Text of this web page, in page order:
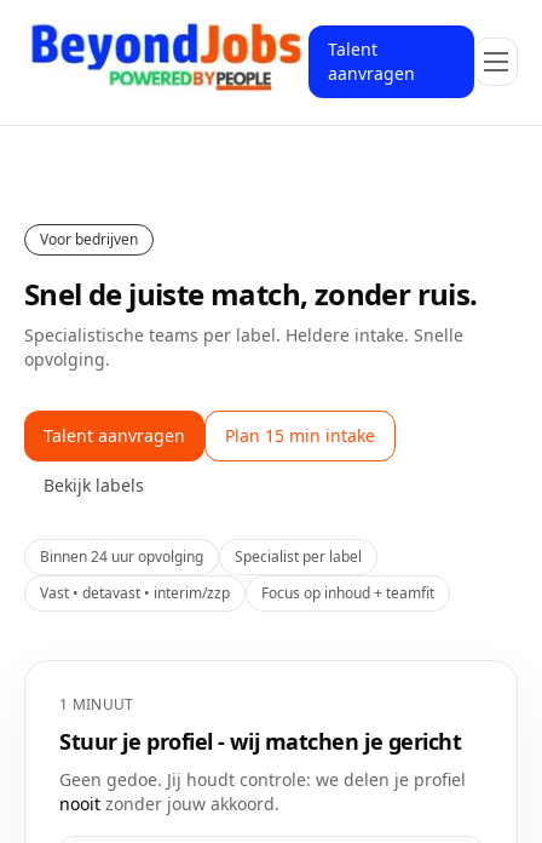
Talent
aanvragen
Voor bedrijven
Snel de juiste match, zonder ruis.
Specialistische teams per label. Heldere intake. Snelle
opvolging.
Talent aanvragen Plan 15 min intake
Bekijk labels
Binnen 24 uur opvolging
Specialist per label
Vast • detavast • interim/zzp
Focus op inhoud + teamfit
1 MINUUT
Stuur je profiel - wij matchen je gericht
Geen gedoe. Jij houdt controle: we delen je profiel
nooit zonder jouw akkoord.